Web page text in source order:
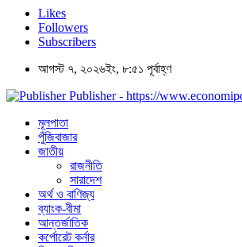
Likes
Followers
Subscribers
আগস্ট ৭, ২০২৬ইং, ৮:৫১ পূর্বাহ্ণ
Publisher - https://
মূলপাতা
পুঁজিবাজার
জাতীয়
রাজনীতি
সারাদেশ
অর্থ ও বাণিজ্য
ব্যাংক-বীমা
আন্তর্জাতিক
কর্পোরেট কর্নার